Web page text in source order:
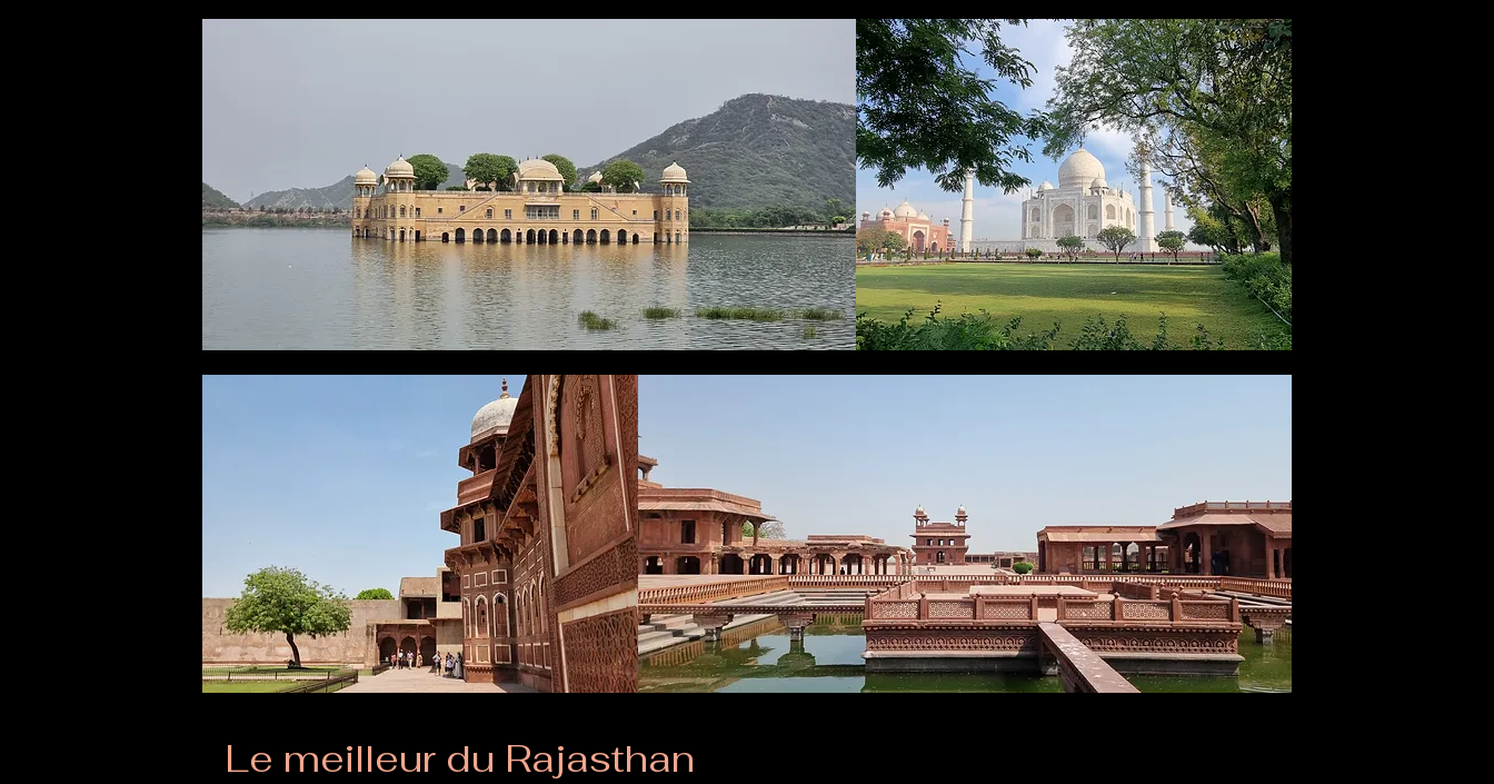
Day 08: Udaipur Sightseeing Tour
Day 09: Udaipur to jodhpur via ranakpur
Day 10: Jodhpur sightseeing tour and fly back to Delhi
Le meilleur du Rajasthan